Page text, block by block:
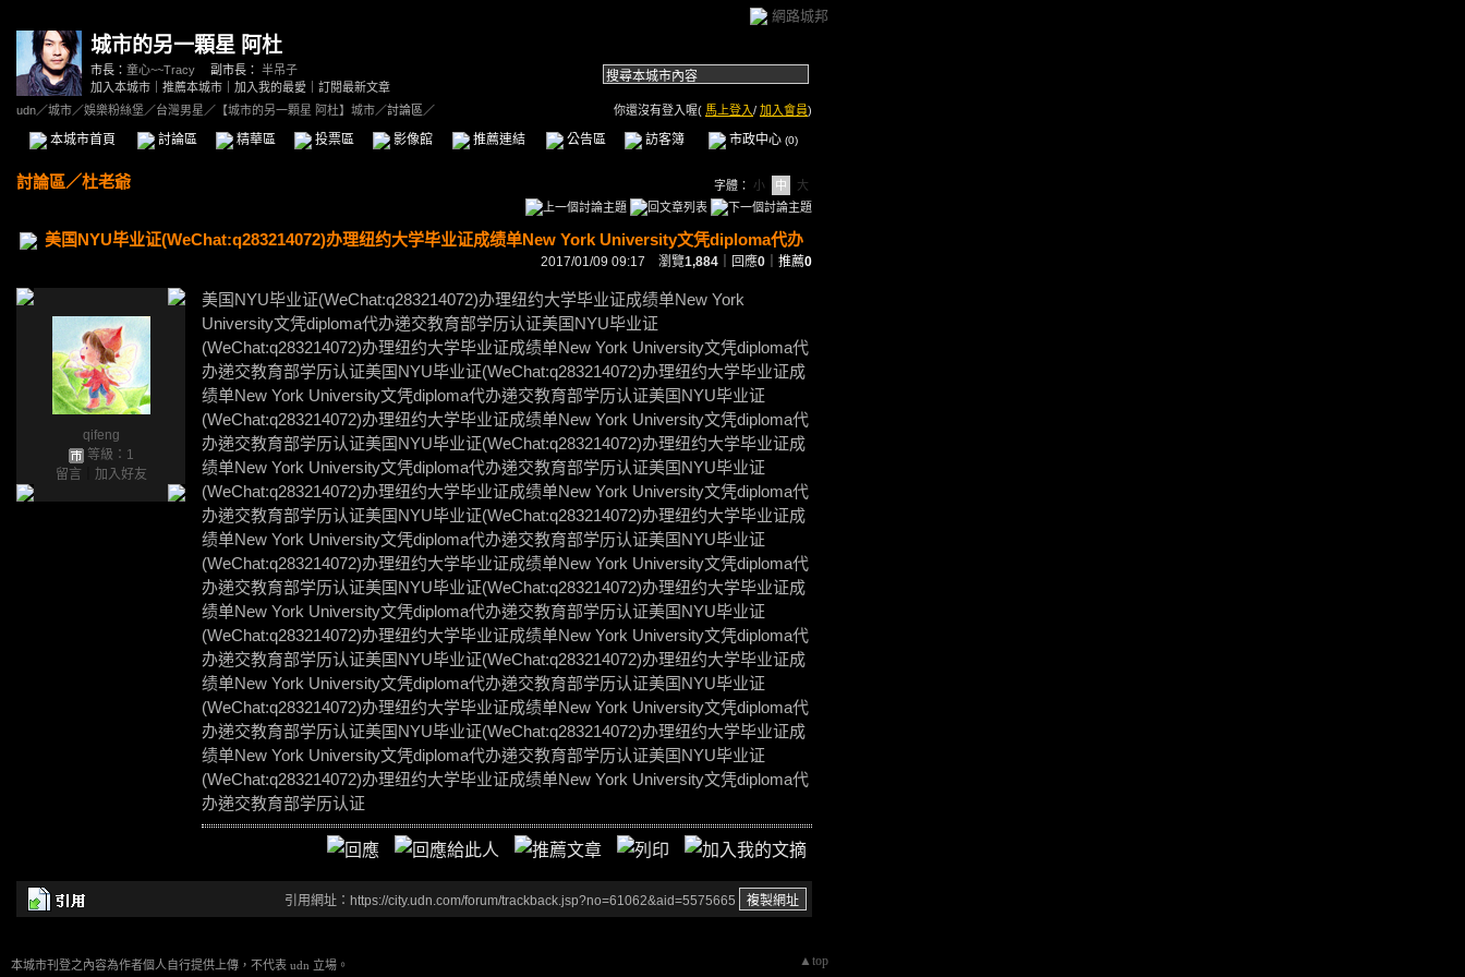
網路城邦
城市的另一顆星 阿杜
市長： 童心~~Tracy 副市長： 半吊子
加入本城市
推薦本城市 加入我的最愛
訂閱最新文章
udn／城市／娛樂粉絲堡 ／台灣男星 ／ 【城市的另一顆星 阿杜】城市／討論區／ 你還沒有登入喔( 馬上登入/ 加入會員)
本城市首頁 討論區 精華區 投票區 影像館 推薦連結 公告區 訪客簿 市政中心 (0)
討論區／杜老爺 字體： 小 中 大
美国NYU毕业证(WeChat:q283214072)办理纽约大学毕业证成绩单New York University文凭diploma代办
2017/01/09 09:17 瀏覽1,884 ｜回應0 推薦0
qifeng
等級：1
留言
加入好友
美国NYU毕业证(WeChat:q283214072)办理纽约大学毕业证成绩单New York
University文凭diploma代办递交教育部学历认证美国NYU毕业证
(WeChat:q283214072)办理纽约大学毕业证成绩单New York University文凭diploma代
办递交教育部学历认证美国NYU毕业证(WeChat:q283214072)办理纽约大学毕业证成
绩单New York University文凭diploma代办递交教育部学历认证美国NYU毕业证
(WeChat:q283214072)办理纽约大学毕业证成绩单New York University文凭diploma代
办递交教育部学历认证美国NYU毕业证(WeChat:q283214072)办理纽约大学毕业证成
绩单New York University文凭diploma代办递交教育部学历认证美国NYU毕业证
(WeChat:q283214072)办理纽约大学毕业证成绩单New York University文凭diploma代
办递交教育部学历认证美国NYU毕业证(WeChat:q283214072)办理纽约大学毕业证成
绩单New York University文凭diploma代办递交教育部学历认证美国NYU毕业证
(WeChat:q283214072)办理纽约大学毕业证成绩单New York University文凭diploma代
办递交教育部学历认证美国NYU毕业证(WeChat:q283214072)办理纽约大学毕业证成
绩单New York University文凭diploma代办递交教育部学历认证美国NYU毕业证
(WeChat:q283214072)办理纽约大学毕业证成绩单New York University文凭diploma代
办递交教育部学历认证美国NYU毕业证(WeChat:q283214072)办理纽约大学毕业证成
绩单New York University文凭diploma代办递交教育部学历认证美国NYU毕业证
(WeChat:q283214072)办理纽约大学毕业证成绩单New York University文凭diploma代
办递交教育部学历认证美国NYU毕业证(WeChat:q283214072)办理纽约大学毕业证成
绩单New York University文凭diploma代办递交教育部学历认证美国NYU毕业证
(WeChat:q283214072)办理纽约大学毕业证成绩单New York University文凭diploma代
办递交教育部学历认证
引用網址：https://city.udn.com/forum/trackback.jsp?no=61062&aid=5575665
▲top
本城市刊登之內容為作者個人自行提供上傳，不代表 udn 立場。